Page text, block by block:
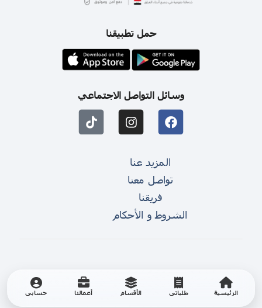
الرئيسية طلباتي الأقسام أعمالنا حسابي
حمل تطبيقنا
وسائل التواصل الاجتماعي
المزيد عنا
تواصل معنا
فريقنا
الشروط و الأحكام